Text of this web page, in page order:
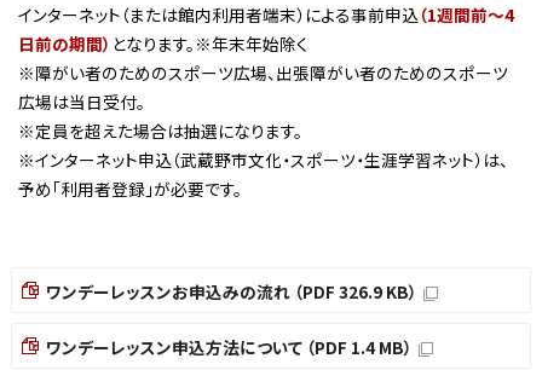
インターネット（または館内利用者端末）による事前申込（1週間前～4
日前の期間） となります。※年末年始除く
※障がい者のためのスポーツ広場、出張障がい者のためのスポーツ
広場は当日受付。
※定員を超えた場合は抽選になります。
※インターネット申込（武蔵野市文化・スポーツ・生涯学習ネット）は、
予め「利用者登録」が必要です。
ワンデーレッスンお申込みの流れ （PDF 326.9 KB）
ワンデーレッスン申込方法について （PDF 1.4 MB）